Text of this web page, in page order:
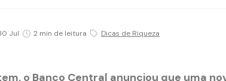
Jul 2 min de leitura Dicas de Riqueza
o Banco Central anunciou que uma